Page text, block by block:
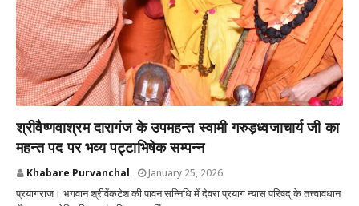
श्रीवैष्णवाश्रम दारागंज के उपमहन्त स्वामी गरुड़ध्वजाचार्य जी का
महन्त पद पर भव्य पट्टाभिषेक सम्पन्न
Khabare Purvanchal January 25, 2026
प्रयागराज। भगवान श्रीवेंकटेश की पावन सन्निधि में देवरा प्रयाग न्यास परिषद् के तत्त्वावधान